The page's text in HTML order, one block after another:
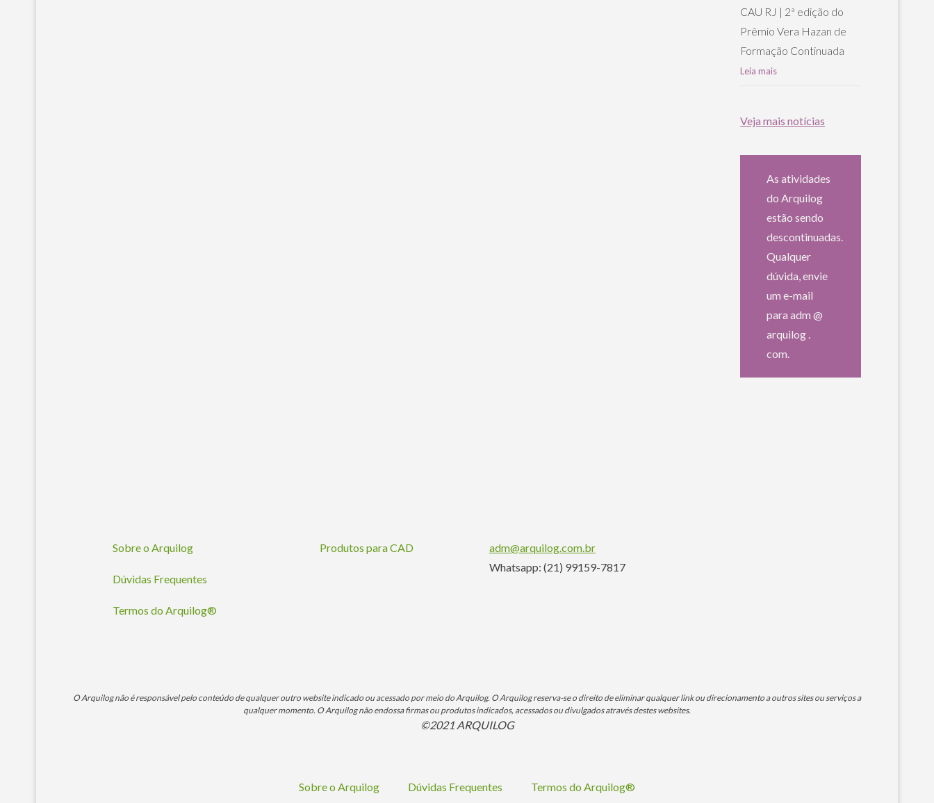
CAU RJ | 2ª edição do
Prêmio Vera Hazan de
Formação Continuada
Leia mais
Veja mais notícias
As atividades
do Arquilog
estão sendo
descontinuadas.
Qualquer
dúvida, envie
um e-mail
para adm @
arquilog .
com.
Sobre o Arquilog
Dúvidas Frequentes
Termos do Arquilog®
Produtos para CAD
adm@arquilog.com.br
Whatsapp: (21) 99159-7817
O Arquilog não é responsável pelo conteúdo de qualquer outro website indicado ou acessado por meio do Arquilog. O Arquilog reserva-se o direito de eliminar qualquer link ou direcionamento a outros sites ou serviços a
qualquer momento. O Arquilog não endossa firmas ou produtos indicados, acessados ou divulgados através destes websites.
©2021 ARQUILOG
Sobre o Arquilog Dúvidas Frequentes Termos do Arquilog®